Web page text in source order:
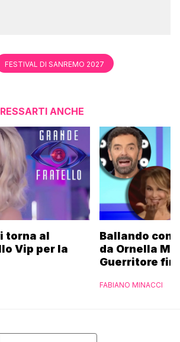
FESTIVAL DI SANREMO 2027
ANCHE
torna al
Vip per la
Ballando con
da Ornella
Guerritore
l’esclusiva di
FABIANO MINACCI